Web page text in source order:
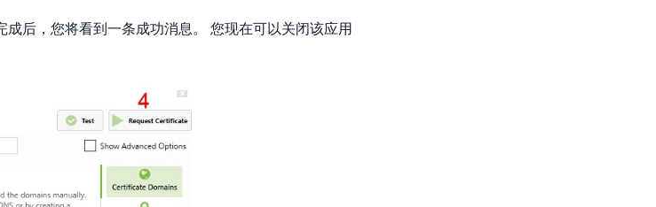
成后，您将看到一条成功消息。 您现在可以关闭该应用